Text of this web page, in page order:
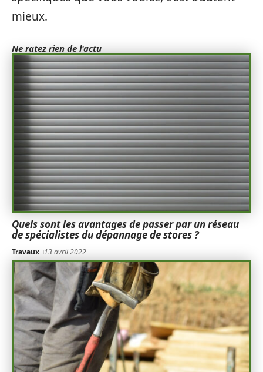
mieux.
Ne ratez rien de l'actu
Quels sont les avantages de passer par un réseau
de spécialistes du dépannage de stores ?
Travaux 13 avril 2022